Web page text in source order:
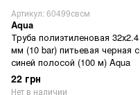
Артикул: 60499свсм
Aqua
Труба полиэтиленовая 32х2.4
мм (10 bar) питьевая черная с
синей полосой (100 м) Aqua
22 грн
Нет в наличии